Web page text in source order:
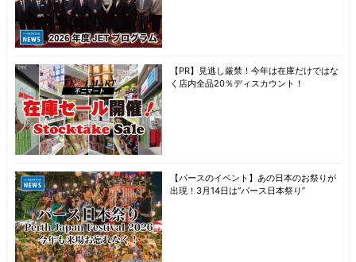
【PR】見逃し厳禁！今年は在庫だけではな
く店内全品20％ディスカウント！
【パースのイベント】あの日本のお祭りが
出現！3月14日は“パース日本祭り”